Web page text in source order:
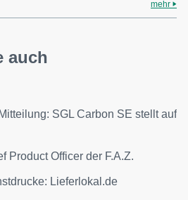
mehr
auch
SGL Carbon SE stellt auf
Product Officer der F.A.Z.
Lieferlokal.de